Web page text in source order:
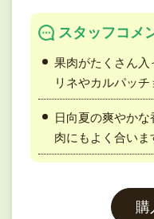
スタッフコメ
果肉がたくさん
リネやカルパッ
日向夏の爽やか
肉にもよく合いま
購